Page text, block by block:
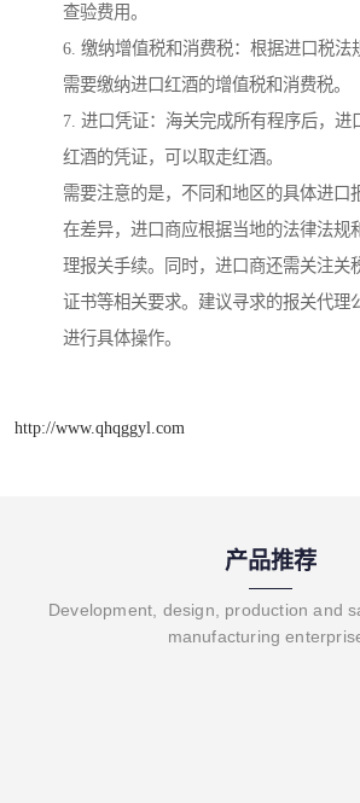
查验费用。
6. 缴纳增值税和消费税：根据进口税法
需要缴纳进口红酒的增值税和消费税。
7. 进口凭证：海关完成所有程序后，进
红酒的凭证，可以取走红酒。
需要注意的是，不同和地区的具体进口
在差异，进口商应根据当地的法律法规
理报关手续。同时，进口商还需关注关
证书等相关要求。建议寻求的报关代理
进行具体操作。
http://www.qhqggyl.com
产品推荐
Development, design, production and
manufacturing